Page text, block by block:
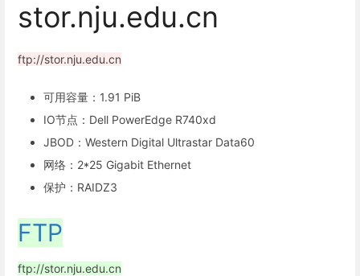
stor.nju.edu.cn
ftp://stor.nju.edu.cn
可用容量：1.91 PiB
IO节点：Dell PowerEdge R740xd
JBOD：Western Digital Ultrastar Data60
网络：2*25 Gigabit Ethernet
保护：RAIDZ3
FTP
ftp://stor.nju.edu.cn